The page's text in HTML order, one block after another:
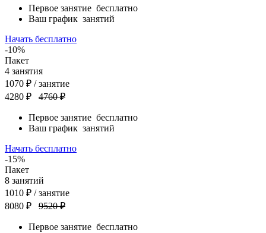
Первое занятие бесплатно
Ваш график занятий
Начать бесплатно
-10%
Пакет
4 занятия
1070 ₽ / занятие
4280 ₽
4760 ₽
Первое занятие бесплатно
Ваш график занятий
Начать бесплатно
-15%
Пакет
8 занятий
1010 ₽ / занятие
8080 ₽
9520 ₽
Первое занятие бесплатно